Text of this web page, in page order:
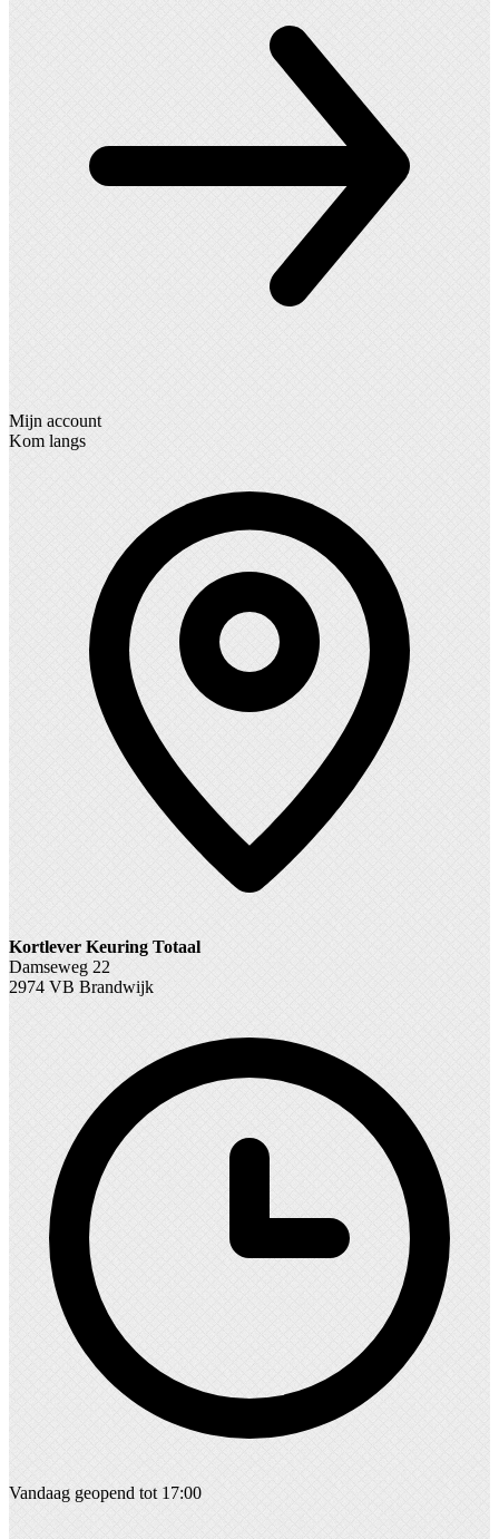
Mijn account
Kom langs
Kortlever Keuring Totaal
Damseweg 22
2974 VB Brandwijk
Vandaag geopend tot 17:00